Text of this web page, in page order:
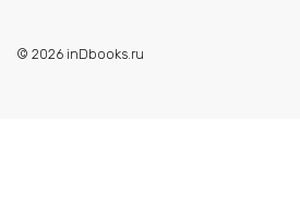
© 2026 inDbooks.ru